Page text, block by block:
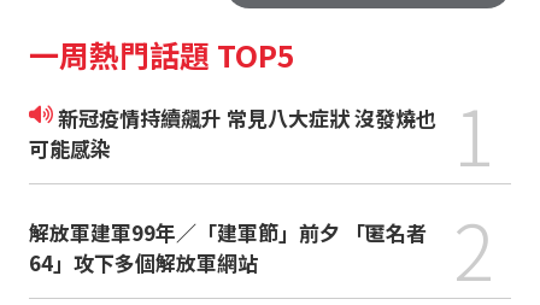
一周熱門話題 TOP5
新冠疫情持續飆升 常見八大症狀 沒發燒也
可能感染
1
解放軍建軍99年／「建軍節」前夕 「匿名者
64」攻下多個解放軍網站
2